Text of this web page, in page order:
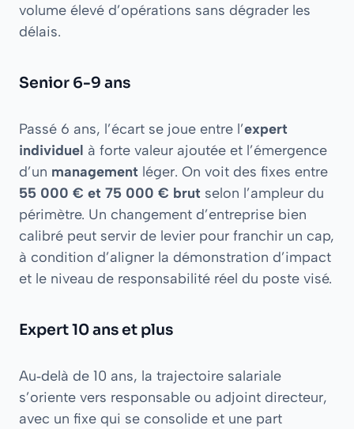
volume élevé d’opérations sans dégrader les
délais.
Senior 6-9 ans
Passé 6 ans, l’écart se joue entre l’expert
individuel à forte valeur ajoutée et l’émergence
d’un management léger. On voit des fixes entre
55 000 € et 75 000 € brut selon l’ampleur du
périmètre. Un changement d’entreprise bien
calibré peut servir de levier pour franchir un cap,
à condition d’aligner la démonstration d’impact
et le niveau de responsabilité réel du poste visé.
Expert 10 ans et plus
Au‑delà de 10 ans, la trajectoire salariale
s’oriente vers responsable ou adjoint directeur,
avec un fixe qui se consolide et une part